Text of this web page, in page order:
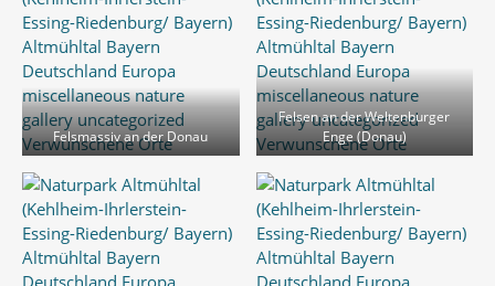
Felsmassiv an der Donau
Felsen an der Weltenburger
Enge (Donau)